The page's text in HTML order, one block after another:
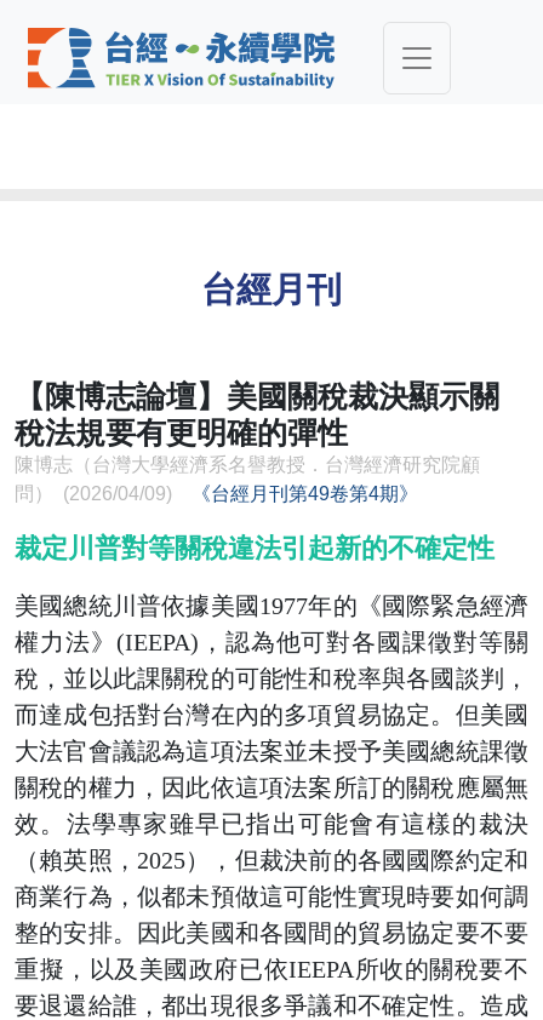
台經月刊
【陳博志論壇】美國關稅裁決顯示關
稅法規要有更明確的彈性
陳博志（台灣大學經濟系名譽教授．台灣經濟研究院顧
問） (2026/04/09)
《台經月刊第49卷第4期》
裁定川普對等關稅違法引起新的不確定性
美國總統川普依據美國1977年的《國際緊急經濟
權力法》(IEEPA)，認為他可對各國課徵對等關
稅，並以此課關稅的可能性和稅率與各國談判，
而達成包括對台灣在內的多項貿易協定。但美國
大法官會議認為這項法案並未授予美國總統課徵
關稅的權力，因此依這項法案所訂的關稅應屬無
效。法學專家雖早已指出可能會有這樣的裁決
（賴英照，2025），但裁決前的各國國際約定和
商業行為，似都未預做這可能性實現時要如何調
整的安排。因此美國和各國間的貿易協定要不要
重擬，以及美國政府已依IEEPA所收的關稅要不
要退還給誰，都出現很多爭議和不確定性。造成